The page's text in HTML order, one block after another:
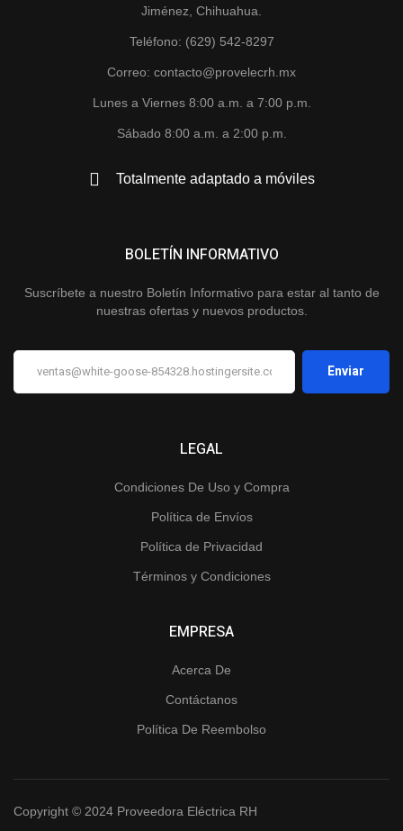
Jiménez, Chihuahua.
Teléfono: (629) 542-8297
Correo: contacto@provelecrh.mx
Lunes a Viernes 8:00 a.m. a 7:00 p.m.
Sábado 8:00 a.m. a 2:00 p.m.
Totalmente adaptado a móviles
LEGAL
Condiciones De Uso y Compra
Política de Envíos
Política de Privacidad
Términos y Condiciones
EMPRESA
Acerca De
Contáctanos
Política De Reembolso
BOLETÍN INFORMATIVO
Suscríbete a nuestro Boletín Informativo para estar al tanto de
nuestras ofertas y nuevos productos.
Copyright © 2024 Proveedora Eléctrica RH